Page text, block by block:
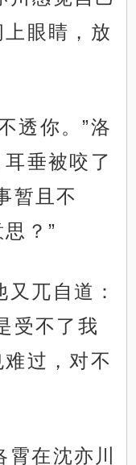
眼睛，放
透你。”洛
垂被咬了
暂且不
？”
兀自道：
受不了我
过，对不
在沈亦川